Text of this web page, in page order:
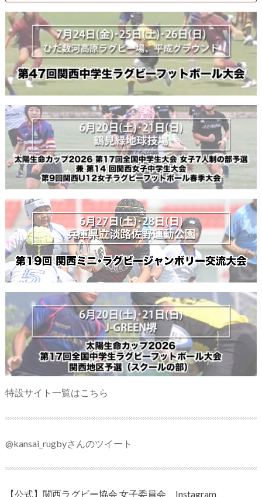
特設サイト一覧はこちら
@kansai_rugbyさんのツイート
【公式】関西ラグビー協会 女子委員会 Instagram